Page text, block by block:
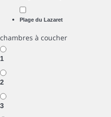
Plage du Lazaret
chambres à coucher
1
2
3